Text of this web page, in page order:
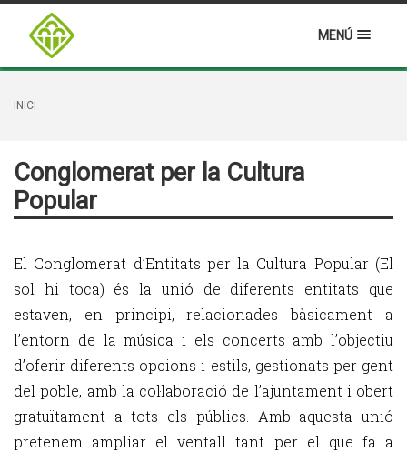
MENÚ
INICI
Conglomerat per la Cultura
Popular
El Conglomerat d’Entitats per la Cultura Popular (El
sol hi toca) és la unió de diferents entitats que
estaven, en principi, relacionades bàsicament a
l’entorn de la música i els concerts amb l’objectiu
d’oferir diferents opcions i estils, gestionats per gent
del poble, amb la col·laboració de l’ajuntament i obert
gratuïtament a tots els públics. Amb aquesta unió
pretenem ampliar el ventall tant per el que fa a